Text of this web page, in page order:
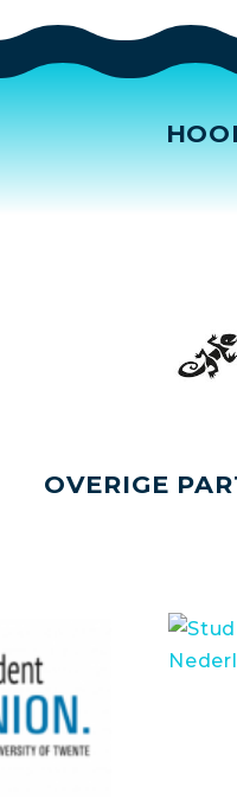
OVERIGE